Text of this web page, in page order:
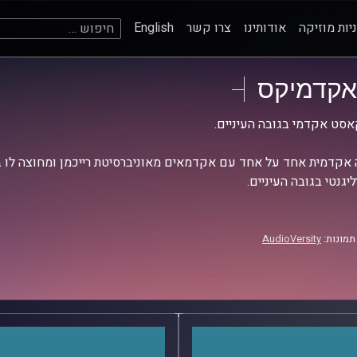
מוזיקה אודותינו צרו קשר English חיפוש:
אקדמיקס
אקדמי בגובה העיניים.
אקדמית אחד על אחד עם אקדמאים מאוניברסיטת רייכמן ומחוצה לו
בגובה העיניים.
AudioVersity